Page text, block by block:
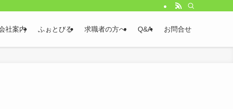
社案内 ふぉとびる 求職者の方へ Q&A お問合せ